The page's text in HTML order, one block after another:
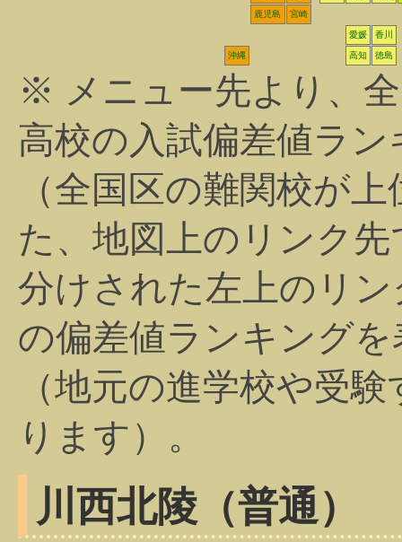
鹿児島 宮崎
愛媛 香川
沖縄 高知 徳島
※ メニュー先より、
高校の入試偏差値ラ
（全国区の難関校が
た、地図上のリンク
分けされた左上のリ
の偏差値ランキング
（地元の進学校や受
ります）。
川西北陵（普通）